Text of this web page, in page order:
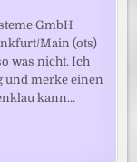
GmbH
Main (ots)
was nicht. Ich
und merke einen
kann...